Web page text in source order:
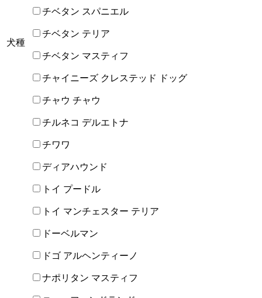
犬種
チベタン スパニエル
チベタン テリア
チベタン マスティフ
チャイニーズ クレステッド ドッグ
チャウ チャウ
チルネコ デルエトナ
チワワ
ディアハウンド
トイ プードル
トイ マンチェスター テリア
ドーベルマン
ドゴ アルヘンティーノ
ナポリタン マスティフ